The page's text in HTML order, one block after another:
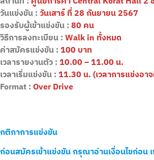
วันแข่งขัน :วันเสาร์ ที่ 28 กันยายน 2567
รองรับผู้เข้าแข่งขัน :80 คน
วิธีการลงทะเบียน :Walk in ทั้งหมด
ค่าสมัครแข่งขัน :100 บาท
เวลารายงานตัว :10.00 – 11.00 น.
เวลาเริ่มแข่งขัน :11.30 น. (เวลาการแข่งอ
Format :Over Drive
กติกาการแข่งขัน
ก่อนสมัครเข้าแข่งขัน กรุณาอ่านเงื่อนไขก่อน